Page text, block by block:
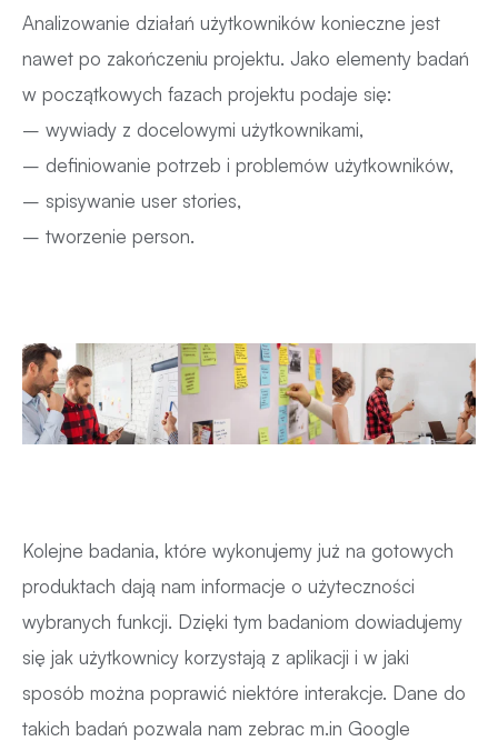
Analizowanie działań użytkowników konieczne jest
nawet po zakończeniu projektu. Jako elementy badań
w początkowych fazach projektu podaje się:
– wywiady z docelowymi użytkownikami,
– definiowanie potrzeb i problemów użytkowników,
– spisywanie user stories,
– tworzenie person.
Kolejne badania, które wykonujemy już na gotowych
produktach dają nam informacje o użyteczności
wybranych funkcji. Dzięki tym badaniom dowiadujemy
się jak użytkownicy korzystają z aplikacji i w jaki
sposób można poprawić niektóre interakcje. Dane do
takich badań pozwala nam zebrac m.in Google